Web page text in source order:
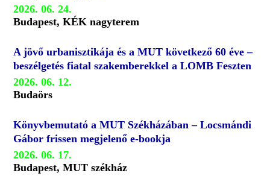
2026. 06. 24.
Budapest, KÉK nagyterem
A jövő urbanisztikája és a MUT következő 60 éve –
beszélgetés fiatal szakemberekkel a LOMB Feszten
2026. 06. 12.
Budaörs
Könyvbemutató a MUT Székházában – Locsmándi
Gábor frissen megjelenő e-bookja
2026. 06. 17.
Budapest, MUT székház